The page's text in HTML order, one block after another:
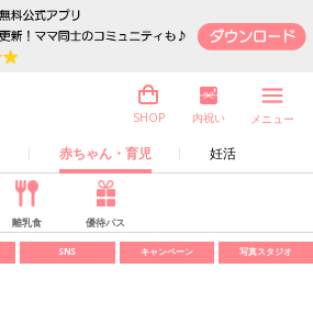
赤ちゃん・育児 妊活
SHOP 内祝い メニュー
離乳食 優待パス
SNS キャンペーン 写真スタジオ